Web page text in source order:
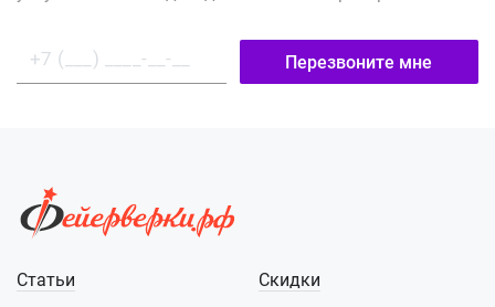
Перезвоните мне
Статьи
Скидки